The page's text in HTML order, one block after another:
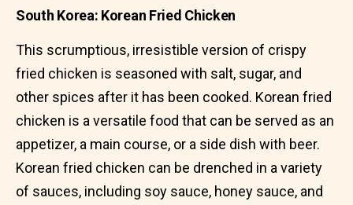
South Korea: Korean Fried Chicken
This scrumptious, irresistible version of crispy
fried chicken is seasoned with salt, sugar, and
other spices after it has been cooked. Korean fried
chicken is a versatile food that can be served as an
appetizer, a main course, or a side dish with beer.
Korean fried chicken can be drenched in a variety
of sauces, including soy sauce, honey sauce, and